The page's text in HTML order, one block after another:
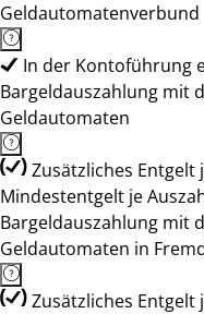
Geldautomatenverbund
In der Kontoführung
Bargeldauszahlung mit
Geldautomaten
Zusätzliches Entgelt
Mindestentgelt je
Bargeldauszahlung mit
Geldautomaten in
Zusätzliches Entgelt